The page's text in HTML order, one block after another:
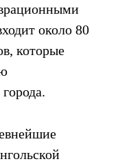
около 80
которые